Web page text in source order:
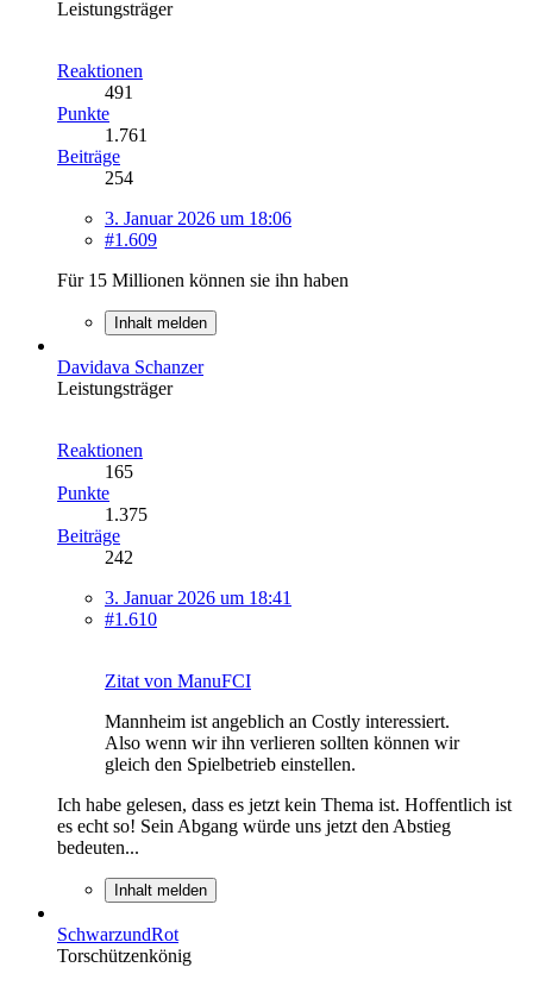
Leistungsträger
Reaktionen
491
Punkte
1.761
Beiträge
254
3. Januar 2026 um 18:06
#1.609
Für 15 Millionen können sie ihn haben
Inhalt melden
Davidava Schanzer
Leistungsträger
Reaktionen
165
Punkte
1.375
Beiträge
242
3. Januar 2026 um 18:41
#1.610
Zitat von ManuFCI
Mannheim ist angeblich an Costly interessiert.
Also wenn wir ihn verlieren sollten können wir
gleich den Spielbetrieb einstellen.
Ich habe gelesen, dass es jetzt kein Thema ist. Hoffentlich ist
es echt so! Sein Abgang würde uns jetzt den Abstieg
bedeuten...
Inhalt melden
SchwarzundRot
Torschützenkönig